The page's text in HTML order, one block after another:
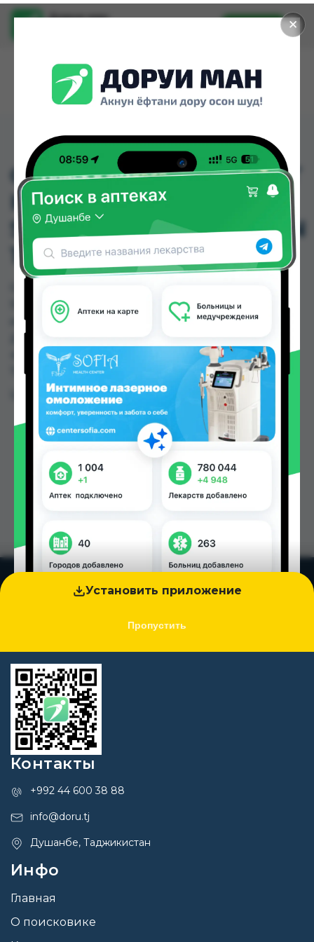
✕
Установить приложение
Пропустить
Доруи ман
Установить
GABA 25 MG ACTIVMELT
KAL
SUBLINGUALTABLETTEN
120 ST
SUBLINGUALTABLETTEN 120 ST можно купить
или заказать в аптеках, Дорухона Олмони №1,
450.00 TJS в Душанбе и других городах
Таджикистана
Цена: от450.00 TJS
Контакты
+992 44 600 38 88
info@doru.tj
Душанбе, Таджикистан
Инфо
Главная
О поисковике